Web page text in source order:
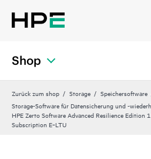
Shop
Zurück zum shop Storage
Speichersoftware
Storage-Software für Datensicherung und -
HPE Zerto Software Advanced Resilience Edition
Subscription E‑LTU